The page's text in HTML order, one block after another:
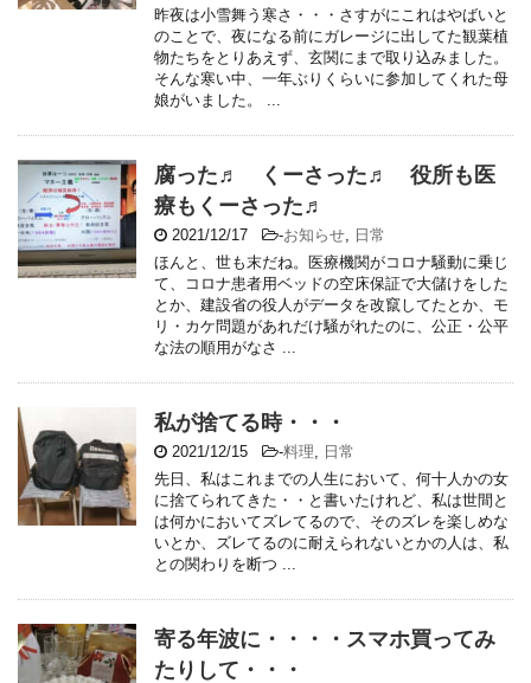
昨夜は小雪舞う寒さ・・・さすがにこれはやばいと
のことで、夜になる前にガレージに出してた観葉植
物たちをとりあえず、玄関にまで取り込みました。
そんな寒い中、一年ぶりくらいに参加してくれた母
娘がいました。 ...
腐った♬ くーさった♬ 役所も医
療もくーさった♬
2021/12/17 -お知らせ, 日常
ほんと、世も末だね。医療機関がコロナ騒動に乗じ
て、コロナ患者用ベッドの空床保証で大儲けをした
とか、建設省の役人がデータを改竄してたとか、モ
リ・カケ問題があれだけ騒がれたのに、公正・公平
な法の順用がなさ ...
私が捨てる時・・・
2021/12/15 -料理, 日常
先日、私はこれまでの人生において、何十人かの女
に捨てられてきた・・と書いたけれど、私は世間と
は何かにおいてズレてるので、そのズレを楽しめな
いとか、ズレてるのに耐えられないとかの人は、私
との関わりを断つ ...
寄る年波に・・・・スマホ買ってみ
たりして・・・